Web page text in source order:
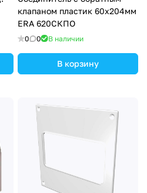
клапаном пластик 60х204мм
ERA 620СКПО
0 0 В наличии
В корзину